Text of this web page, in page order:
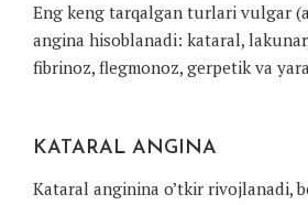
Eng keng tarqalgan turlari vulgar
angina hisoblanadi: kataral,
fibrinoz, flegmonoz, gerpetik va
KATARAL ANGINA
Kataral anginina o’tkir rivojlanadi,